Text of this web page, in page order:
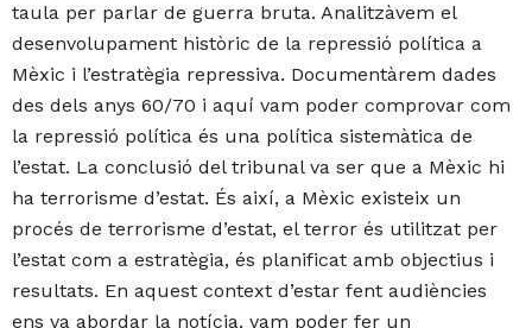
taula per parlar de guerra bruta. Analitzàvem el
desenvolupament històric de la repressió política a
Mèxic i l’estratègia repressiva. Documentàrem dades
des dels anys 60/70 i aquí vam poder comprovar com
la repressió política és una política sistemàtica de
l’estat. La conclusió del tribunal va ser que a Mèxic hi
ha terrorisme d’estat. És així, a Mèxic existeix un
procés de terrorisme d’estat, el terror és utilitzat per
l’estat com a estratègia, és planificat amb objectius i
resultats. En aquest context d’estar fent audiències
ens va abordar la notícia, vam poder fer un